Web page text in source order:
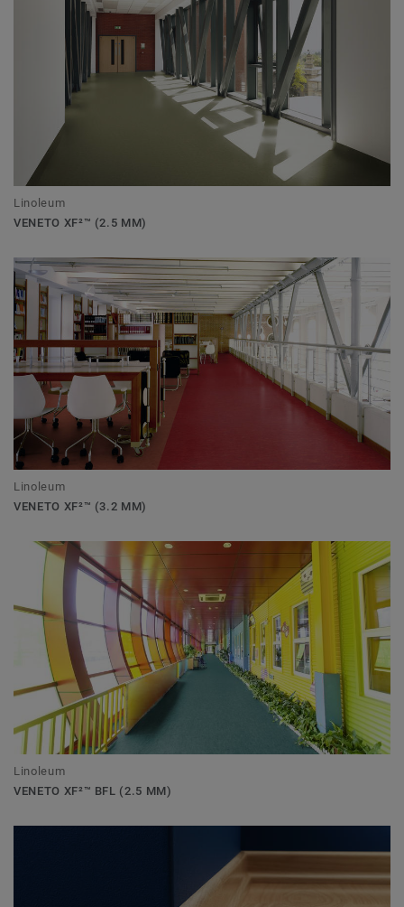
Linoleum
VENETO XF²™ (2.5 MM)
Linoleum
VENETO XF²™ (3.2 MM)
Linoleum
VENETO XF²™ BFL (2.5 MM)